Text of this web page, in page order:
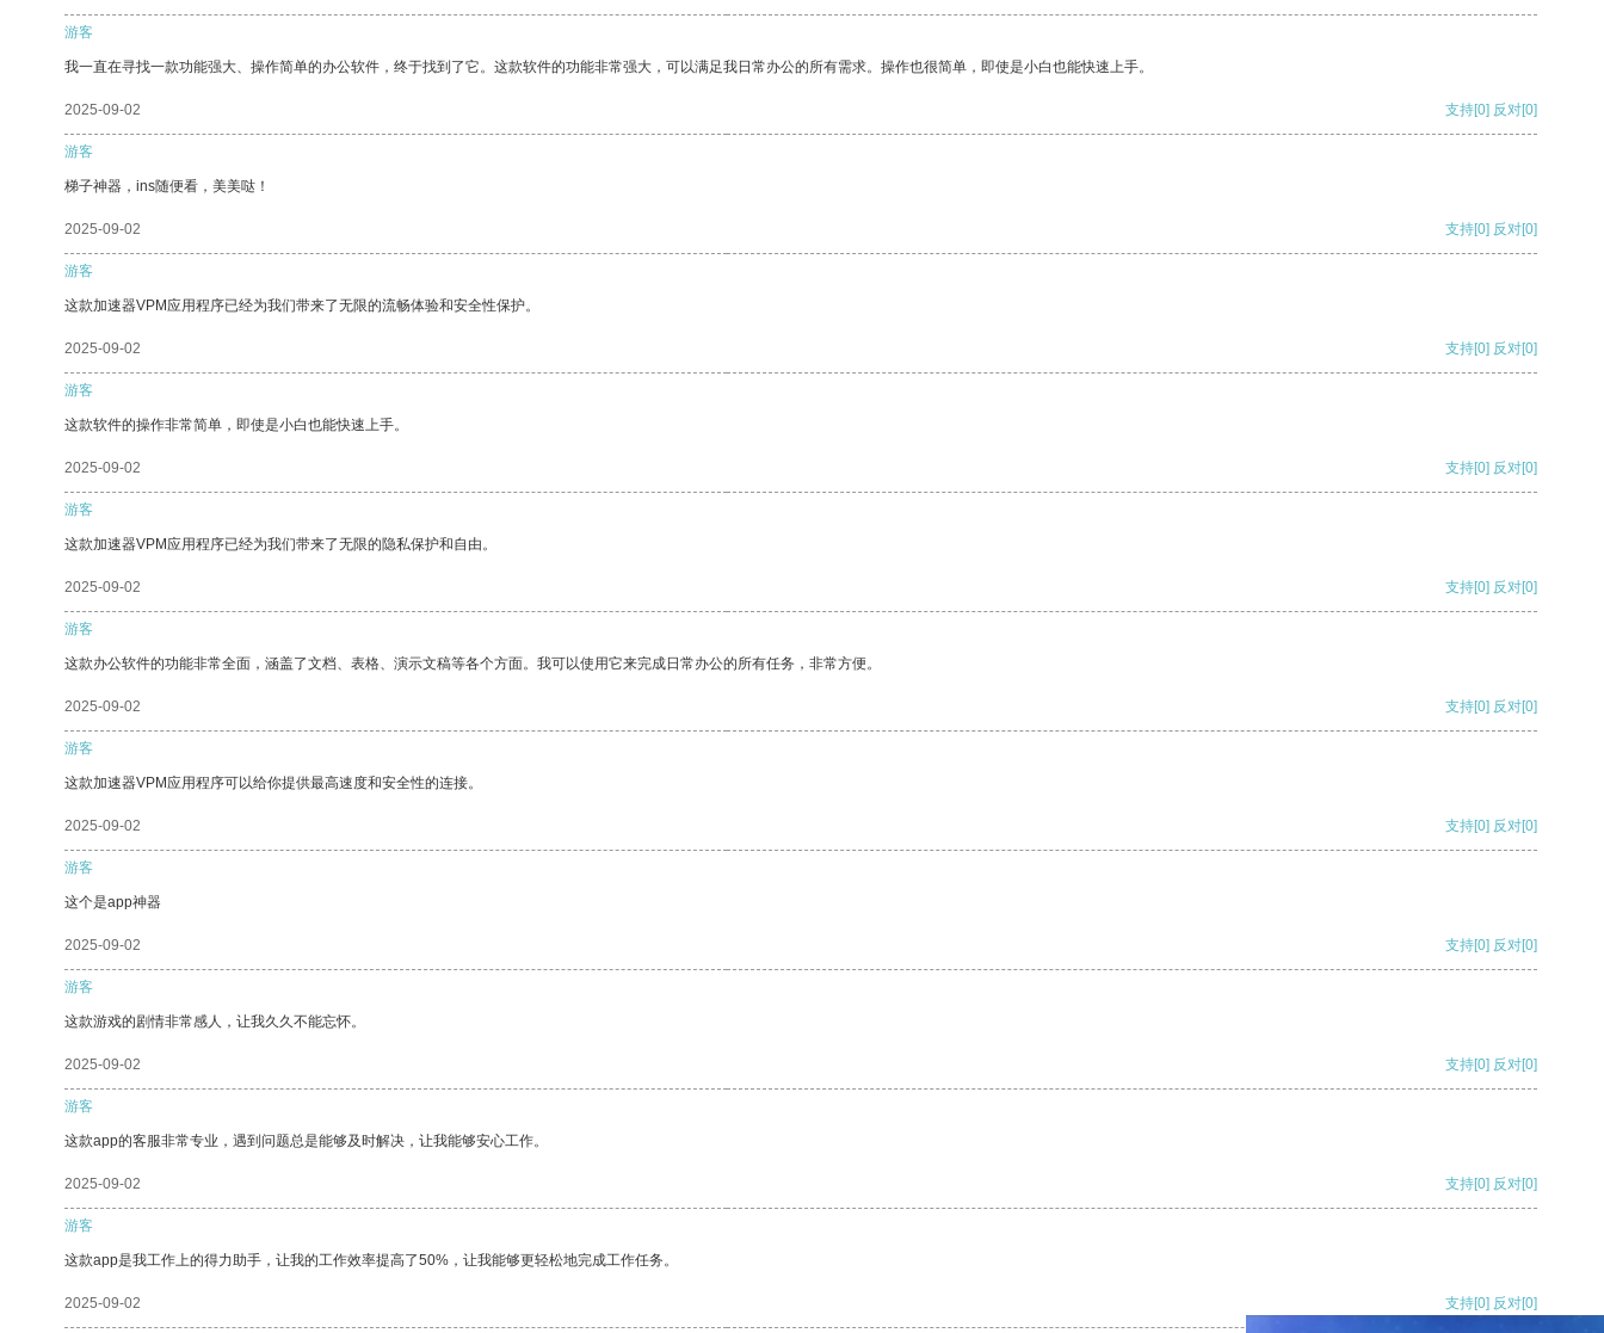
游客
我一直在寻找一款功能强大、操作简单的办公软件，终于找到了它。这款软件的功能非常强大，可以满足我日常办公的所有需求。操作也很简单，即使是小白也能快速上手。
2025-09-02 支持[0] 反对[0]
游客
梯子神器，ins随便看，美美哒！
2025-09-02 支持[0] 反对[0]
游客
这款加速器VPM应用程序已经为我们带来了无限的流畅体验和安全性保护。
2025-09-02 支持[0] 反对[0]
游客
这款软件的操作非常简单，即使是小白也能快速上手。
2025-09-02 支持[0] 反对[0]
游客
这款加速器VPM应用程序已经为我们带来了无限的隐私保护和自由。
2025-09-02 支持[0] 反对[0]
游客
这款办公软件的功能非常全面，涵盖了文档、表格、演示文稿等各个方面。我可以使用它来完成日常办公的所有任务，非常方便。
2025-09-02 支持[0] 反对[0]
游客
这款加速器VPM应用程序可以给你提供最高速度和安全性的连接。
2025-09-02 支持[0] 反对[0]
游客
这个是app神器
2025-09-02 支持[0] 反对[0]
游客
这款游戏的剧情非常感人，让我久久不能忘怀。
2025-09-02 支持[0] 反对[0]
游客
这款app的客服非常专业，遇到问题总是能够及时解决，让我能够安心工作。
2025-09-02 支持[0] 反对[0]
游客
这款app是我工作上的得力助手，让我的工作效率提高了50%，让我能够更轻松地完成工作任务。
2025-09-02 支持[0] 反对[0]